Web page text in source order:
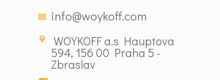
info@woykoff.com
WOYKOFF a.s Hauptova
594, 156 00 Praha 5 -
Zbraslav